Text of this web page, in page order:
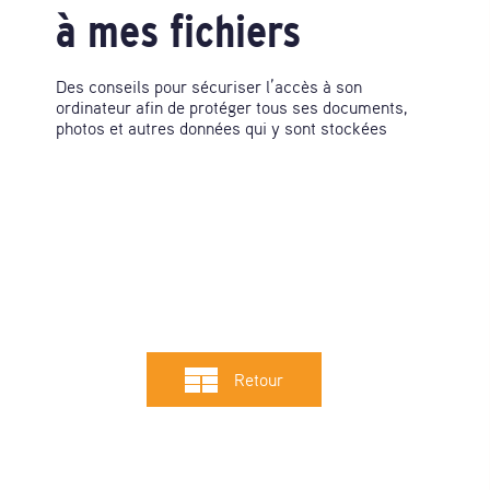
à mes fichiers
Des conseils pour sécuriser l’accès à son
ordinateur afin de protéger tous ses documents,
photos et autres données qui y sont stockées
Retour